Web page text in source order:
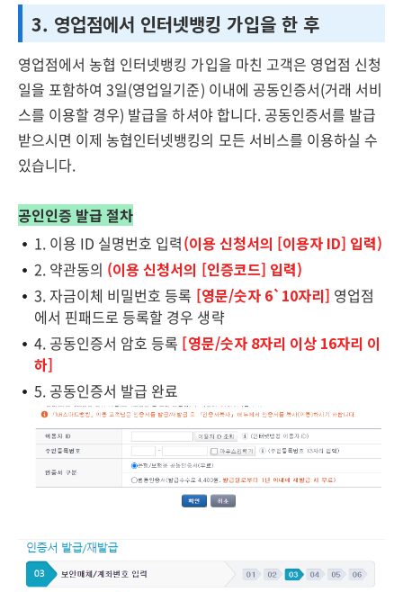
3. 영업점에서 인터넷뱅킹 가입을 한 후
영업점에서 농협 인터넷뱅킹 가입을 마친 고객은 영업점 신청
일을 포함하여 3일(영업일기준) 이내에 공동인증서(거래 서비
스를 이용할 경우) 발급을 하셔야 합니다. 공동인증서를 발급
받으시면 이제 농협인터넷뱅킹의 모든 서비스를 이용하실 수
있습니다.
공인인증 발급 절차
1. 이용 ID 실명번호 입력(이용 신청서의 [이용자 ID] 입력)
2. 약관동의 (이용 신청서의 [인증코드] 입력)
3. 자금이체 비밀번호 등록 [영문/숫자 6`10자리] 영업점
에서 핀패드로 등록할 경우 생략
4. 공동인증서 암호 등록 [영문/숫자 8자리 이상 16자리 이
하]
5. 공동인증서 발급 완료